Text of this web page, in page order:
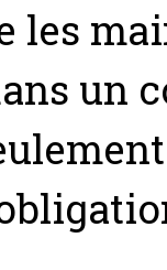
les
un